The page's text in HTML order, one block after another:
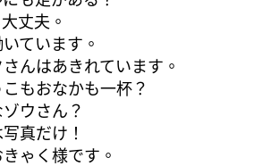
丈夫。
ています。
んはあきれています。
もおなかも一杯？
ウさん？
真だけ！
ゃく様です。